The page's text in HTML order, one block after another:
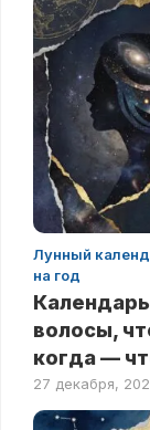
Лунный
на год
волосы,
когда —
27 декабря,